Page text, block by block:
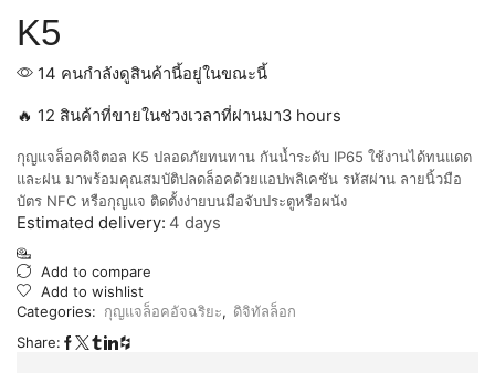
K5
14 คนกำลังดูสินค้านี้อยู่ในขณะนี้
🔥 12 สินค้าที่ขายในช่วงเวลาที่ผ่านมา3 hours
กุญแจล็อคดิจิตอล K5 ปลอดภัยทนทาน กันน้ำระดับ IP65 ใช้งานได้ทนแดด
และฝน มาพร้อมคุณสมบัติปลดล็อคด้วยแอปพลิเคชัน รหัสผ่าน ลายนิ้วมือ
บัตร NFC หรือกุญแจ ติดตั้งง่ายบนมือจับประตูหรือผนัง
Estimated delivery: 4 days
Add to compare
Add to wishlist
Categories: กุญแจล็อคอัจฉริยะ, ดิจิทัลล็อก
Share: